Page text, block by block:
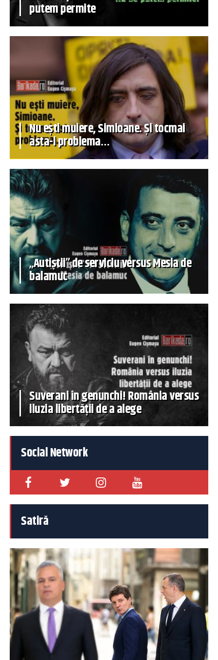
putem permite
Nu ești muiere, Simioane. Și tocmai
asta-i problema…
„Autiștii” de serviciu versus Mesia de
balamuc
Suverani în genunchi! România versus
iluzia libertății de a alege
Social Network
Satiră